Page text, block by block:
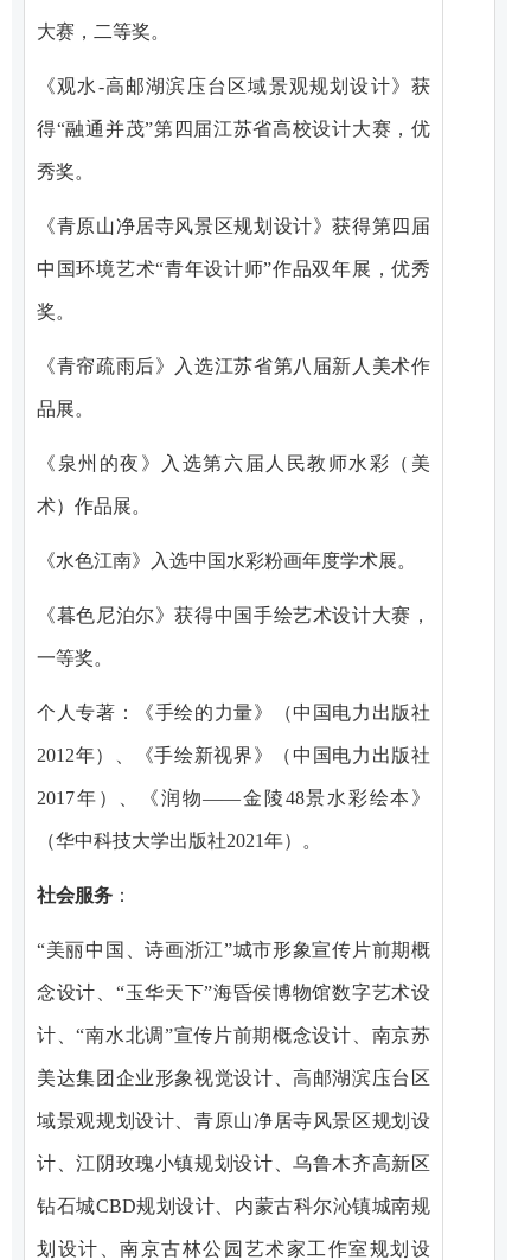
大赛，二等奖。
《观水-高邮湖滨庒台区域景观规划设计》获
得“融通并茂”第四届江苏省高校设计大赛，优
秀奖。
《青原山净居寺风景区规划设计》获得第四届
中国环境艺术“青年设计师”作品双年展，优秀
奖。
《青帘疏雨后》入选江苏省第八届新人美术作
品展。
《泉州的夜》入选第六届人民教师水彩（美
术）作品展。
《水色江南》入选中国水彩粉画年度学术展。
《暮色尼泊尔》获得中国手绘艺术设计大赛，
一等奖。
个人专著：《手绘的力量》（中国电力出版社
2012年）、《手绘新视界》（中国电力出版社
2017年）、《润物——金陵48景水彩绘本》
（华中科技大学出版社2021年）。
社会服务 ：
“美丽中国、诗画浙江”城市形象宣传片前期概
念设计、“玉华天下”海昏侯博物馆数字艺术设
计、“南水北调”宣传片前期概念设计、南京苏
美达集团企业形象视觉设计、高邮湖滨庒台区
域景观规划设计、青原山净居寺风景区规划设
计、江阴玫瑰小镇规划设计、乌鲁木齐高新区
钻石城CBD规划设计、内蒙古科尔沁镇城南规
划设计、南京古林公园艺术家工作室规划设